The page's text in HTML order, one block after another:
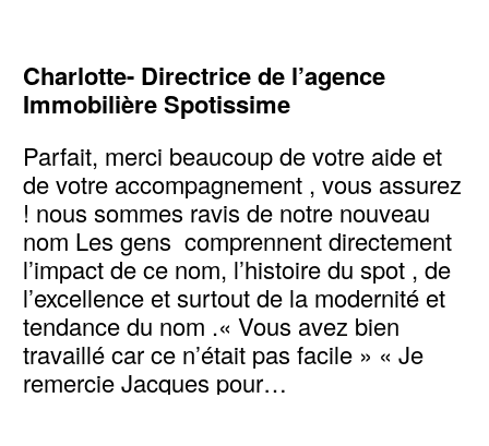
Charlotte- Directrice de l’agence
Immobilière Spotissime
Parfait, merci beaucoup de votre aide et
de votre accompagnement , vous assurez
! nous sommes ravis de notre nouveau
nom Les gens comprennent directement
l’impact de ce nom, l’histoire du spot , de
l’excellence et surtout de la modernité et
tendance du nom .« Vous avez bien
travaillé car ce n’était pas facile » « Je
remercie Jacques pour…